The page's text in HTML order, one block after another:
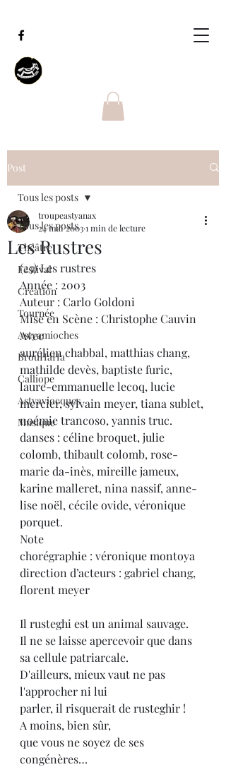
Post
Tous les posts
Théâtre
Festival
Création
Tournée
Astyamioches
BrouHaHa
Calliope
Astyaviocques
Musique
Tous les posts
Les Rustres
troupeastyanax
24 mai 20031 min de lecture
(25) Les rustres
Année : 2003
Auteur : Carlo Goldoni
Mise en Scène : Christophe Cauvin
Avec
aurélien chabbal, matthias chang,
mathilde devès, baptiste furic,
laure-emmanuelle lecoq, lucie
mercier, sylvain meyer, tiana sublet,
noémie trancoso, yannis truc.
danses : céline broquet, julie
colomb, thibault colomb, rose-
marie da-inès, mireille jameux,
karine malleret, nina nassif, anne-
lise noël, cécile ovide, véronique
porquet.
Note
chorégraphie : véronique montoya
direction d’acteurs : gabriel chang,
florent meyer
Il rusteghi est un animal sauvage.
Il ne se laisse apercevoir que dans
sa cellule patriarcale.
D'ailleurs, mieux vaut ne pas
l'approcher ni lui
parler, il risquerait de rusteghir !
A moins, bien sûr,
que vous ne soyez de ses
congénères…